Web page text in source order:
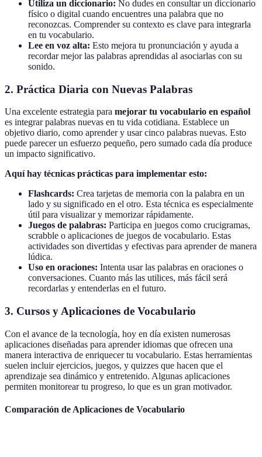
Utiliza un diccionario: No dudes en consultar un diccionario
físico o digital cuando encuentres una palabra que no
reconozcas. Comprender su contexto es clave para integrarla
en tu vocabulario.
Lee en voz alta: Esto mejora tu pronunciación y ayuda a
recordar mejor las palabras aprendidas al asociarlas con su
sonido.
2. Práctica Diaria con Nuevas Palabras
Una excelente estrategia para mejorar tu vocabulario en español
es integrar palabras nuevas en tu vida cotidiana. Establece un
objetivo diario, como aprender y usar cinco palabras nuevas. Esto
puede parecer un esfuerzo pequeño, pero sumado cada día produce
un impacto significativo.
Aquí hay técnicas prácticas para implementar esto:
Flashcards: Crea tarjetas de memoria con la palabra en un
lado y su significado en el otro. Esta técnica es especialmente
útil para visualizar y memorizar rápidamente.
Juegos de palabras: Participa en juegos como crucigramas,
scrabble o aplicaciones de juegos de vocabulario. Estas
actividades son divertidas y efectivas para aprender de manera
lúdica.
Uso en oraciones: Intenta usar las palabras en oraciones o
conversaciones. Cuanto más las utilices, más fácil será
recordarlas y entenderlas en el futuro.
3. Cursos y Aplicaciones de Vocabulario
Con el avance de la tecnología, hoy en día existen numerosas
aplicaciones diseñadas para aprender idiomas que ofrecen una
manera interactiva de enriquecer tu vocabulario. Estas herramientas
suelen incluir ejercicios, juegos, y quizzes que hacen que el
aprendizaje sea dinámico y entretenido. Algunas aplicaciones
permiten monitorear tu progreso, lo que es un gran motivador.
Comparación de Aplicaciones de Vocabulario